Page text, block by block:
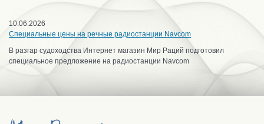
10.06.2026
Специальные цены на речные радиостанции Navcom
В разгар судоходства Интернет магазин Мир Раций подготовил
специальное предложение на радиостанции Navcom